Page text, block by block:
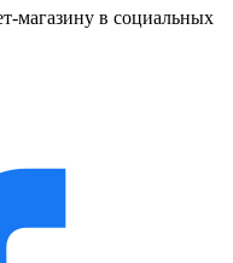
магазину в социальных